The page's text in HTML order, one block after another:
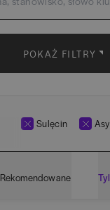
POKAŻ FILTRY
Sulęcin
Rekomendowane